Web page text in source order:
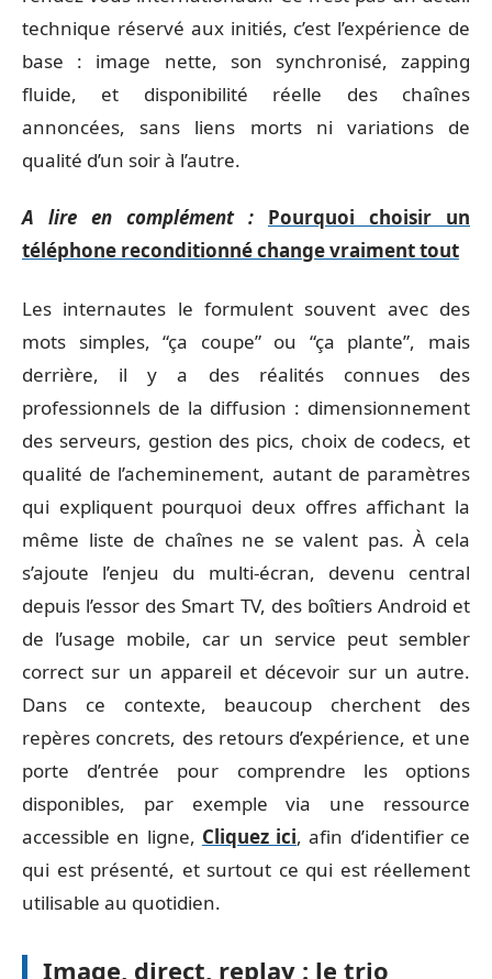
technique réservé aux initiés, c’est l’expérience de
base : image nette, son synchronisé, zapping
fluide, et disponibilité réelle des chaînes
annoncées, sans liens morts ni variations de
qualité d’un soir à l’autre.
A lire en complément :
Pourquoi choisir un
téléphone reconditionné change vraiment tout
Les internautes le formulent souvent avec des
mots simples, “ça coupe” ou “ça plante”, mais
derrière, il y a des réalités connues des
professionnels de la diffusion : dimensionnement
des serveurs, gestion des pics, choix de codecs, et
qualité de l’acheminement, autant de paramètres
qui expliquent pourquoi deux offres affichant la
même liste de chaînes ne se valent pas. À cela
s’ajoute l’enjeu du multi-écran, devenu central
depuis l’essor des Smart TV, des boîtiers Android et
de l’usage mobile, car un service peut sembler
correct sur un appareil et décevoir sur un autre.
Dans ce contexte, beaucoup cherchent des
repères concrets, des retours d’expérience, et une
porte d’entrée pour comprendre les options
disponibles, par exemple via une ressource
accessible en ligne, Cliquez ici, afin d’identifier ce
qui est présenté, et surtout ce qui est réellement
utilisable au quotidien.
Image, direct, replay : le trio